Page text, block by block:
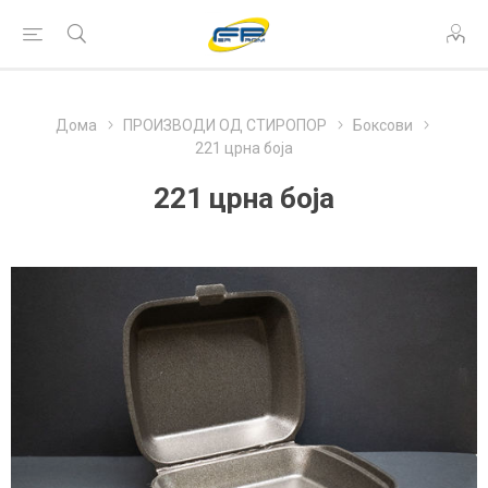
Дома ПРОИЗВОДИ ОД СТИРОПОР
Боксови
221 црна боја
221 црна боја